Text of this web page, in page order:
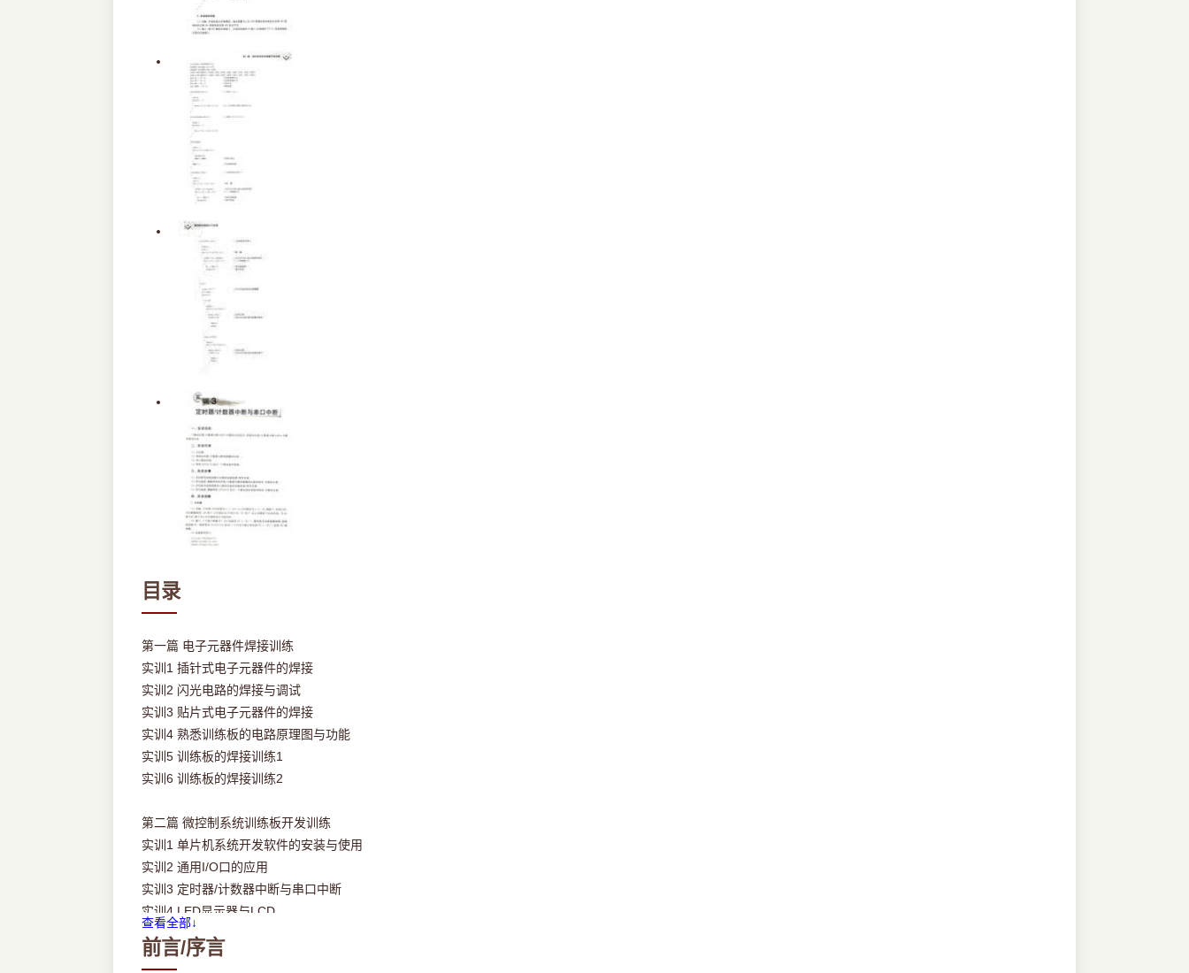
目录
第一篇 电子元器件焊接训练
实训1 插针式电子元器件的焊接
实训2 闪光电路的焊接与调试
实训3 贴片式电子元器件的焊接
实训4 熟悉训练板的电路原理图与功能
实训5 训练板的焊接训练1
实训6 训练板的焊接训练2
第二篇 微控制系统训练板开发训练
实训1 单片机系统开发软件的安装与使用
实训2 通用I/O口的应用
实训3 定时器/计数器中断与串口中断
实训4 LED显示器与LCD
实训5 A/D转换与D/A转换
实训6 实时时钟与红外遥控系统设计
查看全部↓
前言/序言